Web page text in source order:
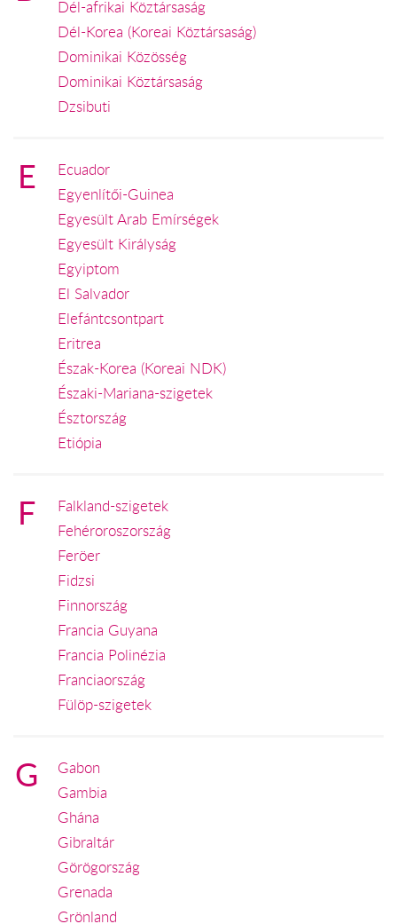
Dél-afrikai Köztársaság
Dél-Korea (Koreai Köztársaság)
Dominikai Közösség
Dominikai Köztársaság
Dzsibuti
E
Ecuador
Egyenlítői-Guinea
Egyesült Arab Emírségek
Egyesült Királyság
Egyiptom
El Salvador
Elefántcsontpart
Eritrea
Észak-Korea (Koreai NDK)
Északi-Mariana-szigetek
Észtország
Etiópia
F
Falkland-szigetek
Fehéroroszország
Feröer
Fidzsi
Finnország
Francia Guyana
Francia Polinézia
Franciaország
Fülöp-szigetek
G
Gabon
Gambia
Ghána
Gibraltár
Görögország
Grenada
Grönland